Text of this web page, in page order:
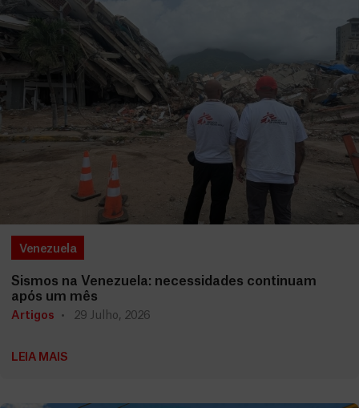
Venezuela
Sismos na Venezuela: necessidades continuam
após um mês
Artigos 29 Julho, 2026
LEIA MAIS